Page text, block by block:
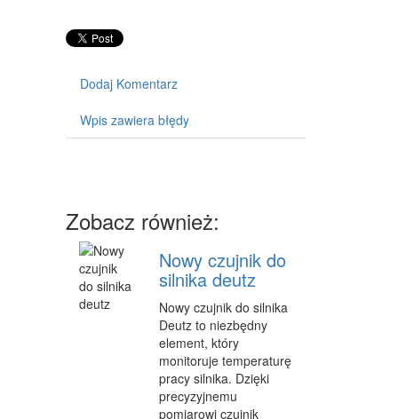
MASZYNY
NARZĘDZIA
TRANSPORT
CZĘŚCI SAMOCHODOWE
WYNAJEM
USŁUGI MOTORYZACYJNE
SALONY, KOMISY
PUBLIC RELATIONS
Dodaj Komentarz
Wpis zawiera błędy
Zobacz również:
Nowy czujnik do
silnika deutz
Nowy czujnik do silnika
Deutz to niezbędny
element, który
monitoruje temperaturę
pracy silnika. Dzięki
precyzyjnemu
pomiarowi czujnik